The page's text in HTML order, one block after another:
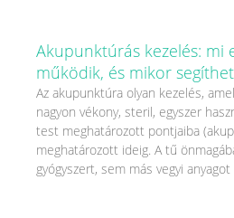
Akupunktúrás kezelés: mi
működik, és mikor
Az akupunktúra olyan kezelés,
nagyon vékony, steril, egyszer
test meghatározott pontjaiba
meghatározott ideig. A tű
gyógyszert, sem más vegyi